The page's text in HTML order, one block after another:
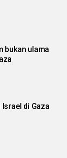
bukan ulama
di Gaza